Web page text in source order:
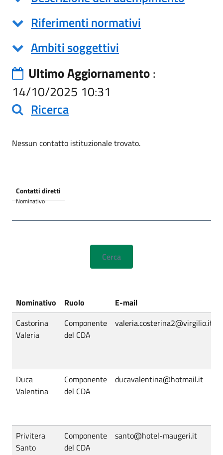
Riferimenti normativi
Ambiti soggettivi
Ultimo Aggiornamento:
14/10/2025 10:31
Ricerca
Nessun contatto istituzionale trovato.
Contatti diretti
Nominativo
Nominativo Ruolo
E-mail
Castorina
Valeria
Componente
del CDA
valeria.costerina2@virgilio.it
Duca
Valentina
Componente
del CDA
ducavalentina@hotmail.it
Privitera
Santo
Componente
del CDA
santo@hotel-maugeri.it